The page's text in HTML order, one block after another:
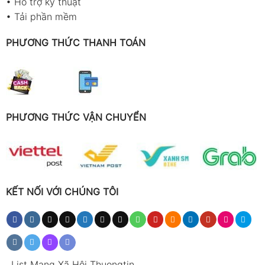
• Tải phần mềm
PHƯƠNG THỨC THANH TOÁN
PHƯƠNG THỨC VẬN CHUYỂN
KẾT NỐI VỚI CHÚNG TÔI